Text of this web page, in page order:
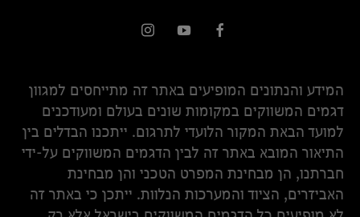
המידע והנתונים המופיעים באתר זה מתייחסים למגוון
דגמים המשווקים במקומות שונים בעולם ומעודכנים
למועד הבאת המקור הלועדי לתרגום. ייתכנו הבדלים בין
התיאור המובא באתר זה לבין הדגמים המשווקים על-ידי
חברתנו, הן מבחינת המפרט הטכני והן מבחינת
האביזרים, הציוד והמערכות הנלוות. ייתכן כי באתר זה